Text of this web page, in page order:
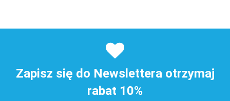
Zapisz się do Newslettera otrzymaj
rabat 10%